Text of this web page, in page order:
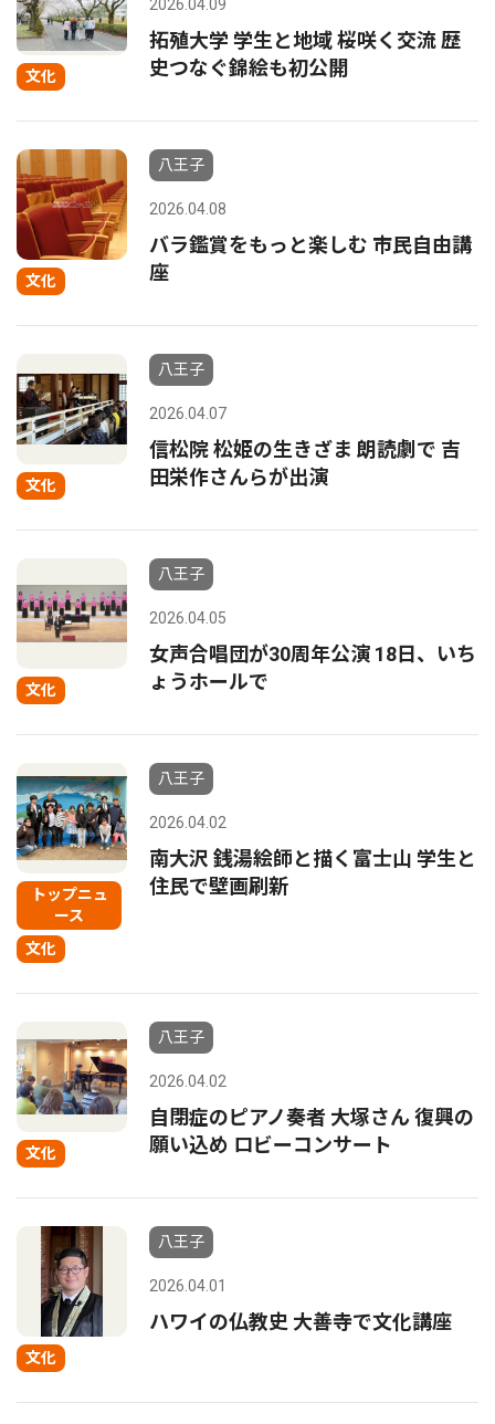
文化
2026.04.09
拓殖大学 学生と地域 桜咲く交流 歴
史つなぐ錦絵も初公開
文化
八王子
2026.04.08
バラ鑑賞をもっと楽しむ 市民自由講
座
文化
八王子
2026.04.07
信松院 松姫の生きざま 朗読劇で 吉
田栄作さんらが出演
文化
八王子
2026.04.05
女声合唱団が30周年公演 18日、いち
ょうホールで
トップニュ
ース
文化
八王子
2026.04.02
南大沢 銭湯絵師と描く富士山 学生と
住民で壁画刷新
文化
八王子
2026.04.02
自閉症のピアノ奏者 大塚さん 復興の
願い込め ロビーコンサート
文化
八王子
2026.04.01
ハワイの仏教史 大善寺で文化講座